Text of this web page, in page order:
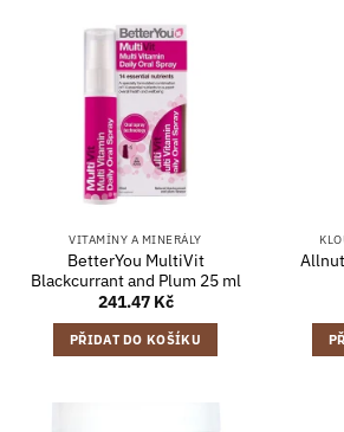
VITAMÍNY A MINERÁLY
BetterYou MultiVit
Blackcurrant and Plum 25 ml
241.47 Kč
PŘIDAT DO KOŠÍKU